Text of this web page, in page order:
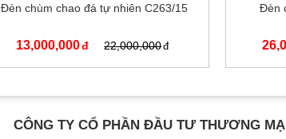
Đèn chùm chao đá tự nhiên C263/15
13,000,000 22,000,000
Đèn
CÔNG TY CỔ PHẦN ĐẦU TƯ THƯƠNG